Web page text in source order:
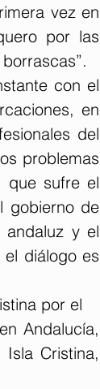
vez en
por las
con el
en
del
problemas
que sufre el
gobierno de
andaluz y el
diálogo es
por el
Andalucía,
Cristina,